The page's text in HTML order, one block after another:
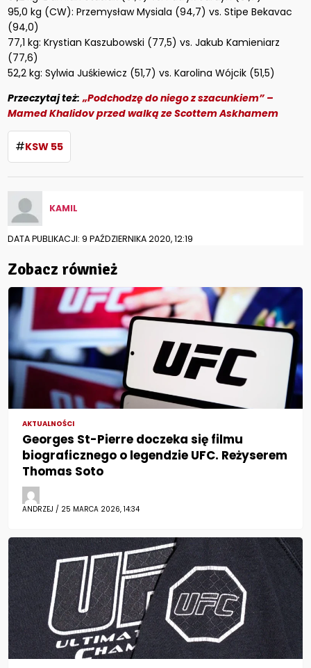
95,0 kg (CW): Przemysław Mysiala (94,7) vs. Stipe Bekavac
(94,0)
77,1 kg: Krystian Kaszubowski (77,5) vs. Jakub Kamieniarz
(77,6)
52,2 kg: Sylwia Juśkiewicz (51,7) vs. Karolina Wójcik (51,5)
Przeczytaj też: „Podchodzę do niego z szacunkiem” –
Mamed Khalidov przed walką ze Scottem Askhamem
#KSW 55
KAMIL
DATA PUBLIKACJI: 9 PAŹDZIERNIKA 2020, 12:19
Zobacz również
AKTUALNOŚCI
Georges St-Pierre doczeka się filmu
biograficznego o legendzie UFC. Reżyserem
Thomas Soto
ANDRZEJ / 25 MARCA 2026, 14:34